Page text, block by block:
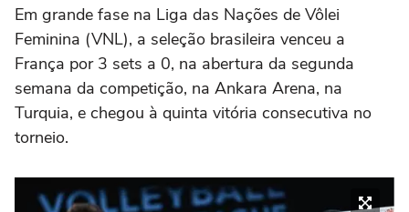
Em grande fase na Liga das Nações de Vôlei
Feminina (VNL), a seleção brasileira venceu a
França por 3 sets a 0, na abertura da segunda
semana da competição, na Ankara Arena, na
Turquia, e chegou à quinta vitória consecutiva no
torneio.